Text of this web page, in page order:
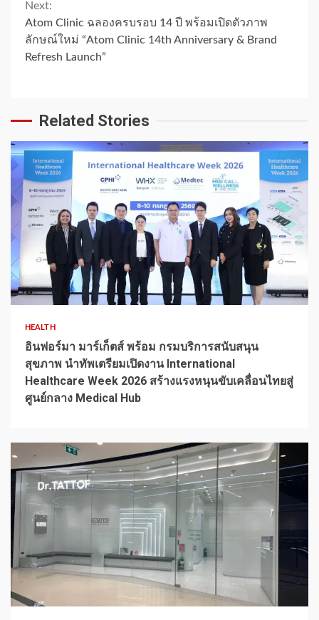
Next:
Atom Clinic ฉลองครบรอบ 14 ปี พร้อมเปิดตัวภาพ
ลักษณ์ใหม่ “Atom Clinic 14th Anniversary & Brand
Refresh Launch”
Related Stories
1 min read
HEALTH
อินฟอร์มา มาร์เก็ตส์ พร้อม กรมบริการสนับสนุน
สุขภาพ นำทัพเตรียมเปิดงาน International
Healthcare Week 2026 สร้างแรงหนุนขับเคลื่อนไทยสู่
ศูนย์กลาง Medical Hub